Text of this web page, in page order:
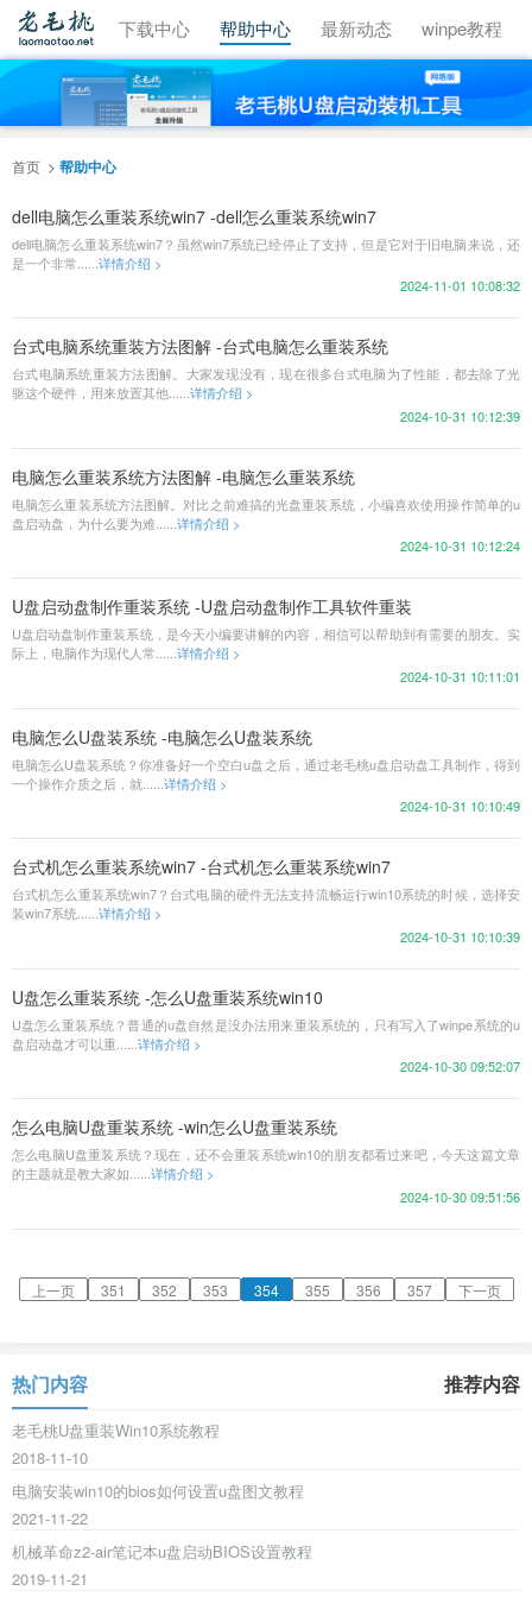
视频教程 下载中心 帮助中心 最新动态 winpe教程
首页 帮助中心
dell电脑怎么重装系统win7 -dell怎么重装系统win7
dell电脑怎么重装系统win7？虽然win7系统已经停止了支持，但是它对于旧电脑来说，还
是一个非常...... 详情介绍 >
2024-11-01 10:08:32
台式电脑系统重装方法图解 -台式电脑怎么重装系统
台式电脑系统重装方法图解。大家发现没有，现在很多台式电脑为了性能，都去除了光
驱这个硬件，用来放置其他......详情介绍 >
2024-10-31 10:12:39
电脑怎么重装系统方法图解 -电脑怎么重装系统
电脑怎么重装系统方法图解。对比之前难搞的光盘重装系统，小编喜欢使用操作简单的u
盘启动盘，为什么要为难...... 详情介绍 >
2024-10-31 10:12:24
U盘启动盘制作重装系统 -U盘启动盘制作工具软件重装
U盘启动盘制作重装系统，是今天小编要讲解的内容，相信可以帮助到有需要的朋友。实
际上，电脑作为现代人常......详情介绍 >
2024-10-31 10:11:01
电脑怎么U盘装系统 -电脑怎么U盘装系统
电脑怎么U盘装系统？你准备好一个空白u盘之后，通过老毛桃u盘启动盘工具制作，得到
一个操作介质之后，就...... 详情介绍 >
2024-10-31 10:10:49
台式机怎么重装系统win7 -台式机怎么重装系统win7
台式机怎么重装系统win7？台式电脑的硬件无法支持流畅运行win10系统的时候，选择安
装win7系统......详情介绍 >
2024-10-31 10:10:39
U盘怎么重装系统 -怎么U盘重装系统win10
U盘怎么重装系统？普通的u盘自然是没办法用来重装系统的，只有写入了winpe系统的u
盘启动盘才可以重...... 详情介绍 >
2024-10-30 09:52:07
怎么电脑U盘重装系统 -win怎么U盘重装系统
怎么电脑U盘重装系统？现在，还不会重装系统win10的朋友都看过来吧，今天这篇文章
的主题就是教大家如......详情介绍 >
2024-10-30 09:51:56
上一页 351 352 353 354 355 356 357 下一页
热门内容 推荐内容
老毛桃U盘重装Win10系统教程
2018-11-10
电脑安装win10的bios如何设置u盘图文教程
2021-11-22
机械革命z2-air笔记本u盘启动BIOS设置教程
2019-11-21